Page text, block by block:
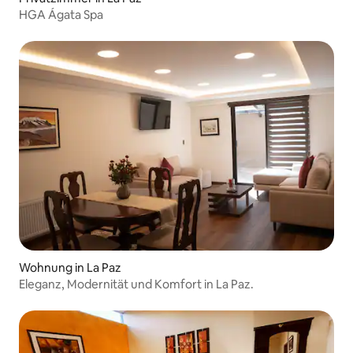
HGA Ágata Spa
Wohnung in La Paz
Eleganz, Modernität und Komfort in La Paz.